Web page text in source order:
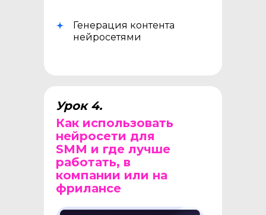
Генерация контента
нейросетями
Урок 4.
Как использовать
нейросети для
SMM и где лучше
работать, в
компании или на
фрилансе
Эксперт по работе с соцсетями
Опытв интернет-маркетинге —
Спикертоповых
конференций по интернет-
маркетингу и нейросетям
Практикующийспециалист